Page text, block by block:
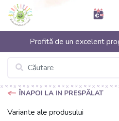
Profită de un excelent
ÎNAPOI LA IN PRESPĂLAT
Variante ale produsului